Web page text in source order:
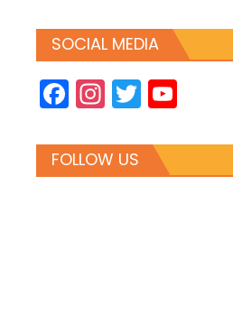
SOCIAL MEDIA
Facebook
Instagram
Twitter
FOLLOW US